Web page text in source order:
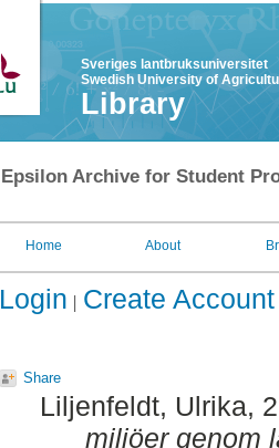
Sveriges lantbruksuniversitet
Swedish University of
Library
Epsilon Archive for Student
Home About
Login Create Account
Share
Liljenfeldt, Ulrika,
miljöer genom